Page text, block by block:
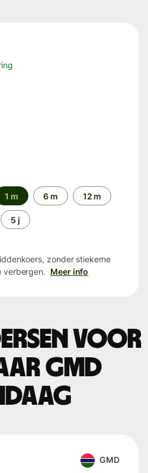
1 m 6 m 12 m
5 j
zonder stiekeme
verbergen. Meer info
voor
GMD
GMD